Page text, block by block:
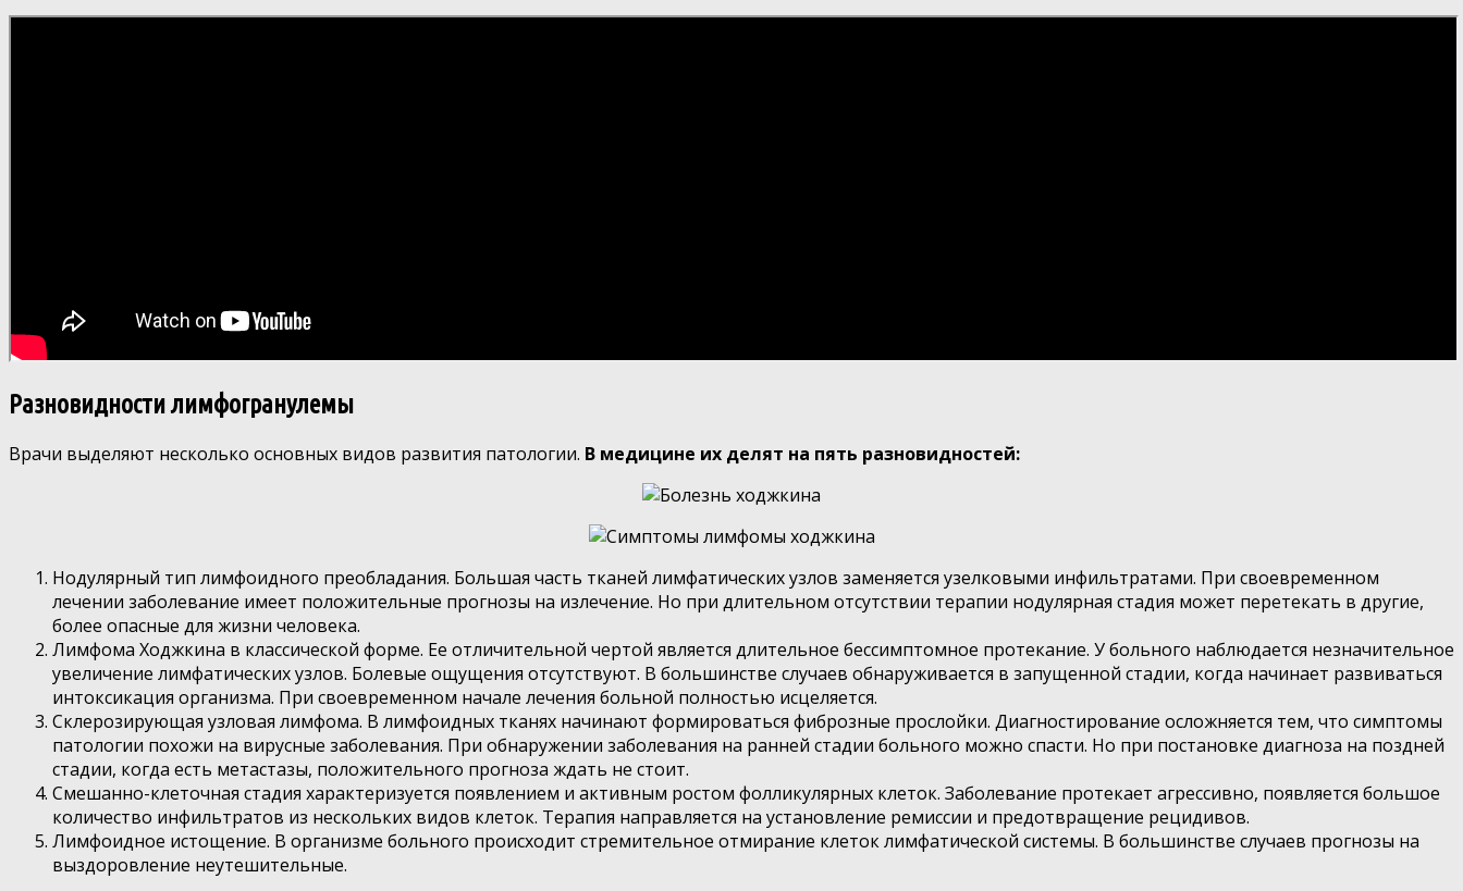
Разновидности лимфогранулемы
Врачи выделяют несколько основных видов развития патологии. В медицине их делят на пять разновидностей:
Нодулярный тип лимфоидного преобладания. Большая часть тканей лимфатических узлов заменяется узелковыми инфильтратами. При своевременном
лечении заболевание имеет положительные прогнозы на излечение. Но при длительном отсутствии терапии нодулярная стадия может перетекать в другие,
более опасные для жизни человека.
Лимфома Ходжкина в классической форме. Ее отличительной чертой является длительное бессимптомное протекание. У больного наблюдается незначительное
увеличение лимфатических узлов. Болевые ощущения отсутствуют. В большинстве случаев обнаруживается в запущенной стадии, когда начинает развиваться
интоксикация организма. При своевременном начале лечения больной полностью исцеляется.
Склерозирующая узловая лимфома. В лимфоидных тканях начинают формироваться фиброзные прослойки. Диагностирование осложняется тем, что симптомы
патологии похожи на вирусные заболевания. При обнаружении заболевания на ранней стадии больного можно спасти. Но при постановке диагноза на поздней
стадии, когда есть метастазы, положительного прогноза ждать не стоит.
Смешанно-клеточная стадия характеризуется появлением и активным ростом фолликулярных клеток. Заболевание протекает агрессивно, появляется большое
количество инфильтратов из нескольких видов клеток. Терапия направляется на установление ремиссии и предотвращение рецидивов.
Лимфоидное истощение. В организме больного происходит стремительное отмирание клеток лимфатической системы. В большинстве случаев прогнозы на
выздоровление неутешительные.